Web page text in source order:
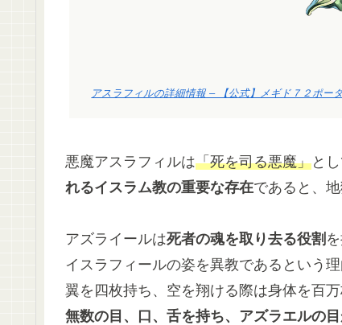
アスラフィルの詳細情報 – 【公式】メギド７２ポー
悪魔アスラフィルは「死を司る悪魔」とし
れるイスラム教の重要な存在であると、
アズライールは死者の魂を取り去る役割
イスラフィールの姿を異教であるという
翼を四枚持ち、空を翔ける際は身体を百
無数の目、口、舌を持ち、アズラエルの